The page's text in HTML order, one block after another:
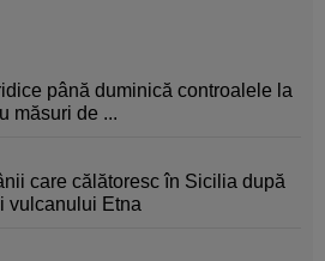
până duminică controalele la
măsuri de ...
care călătoresc în Sicilia după
vulcanului Etna